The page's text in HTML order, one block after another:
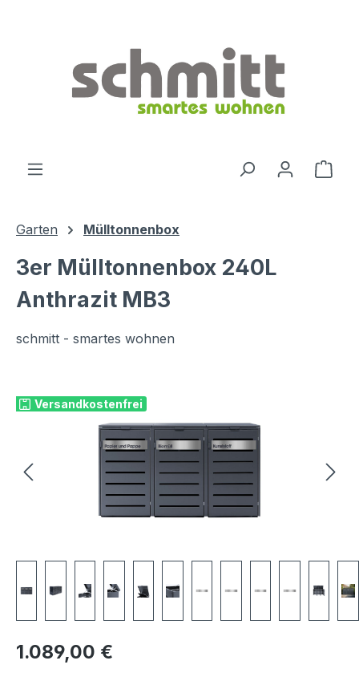
Garten Mülltonnenbox
3er Mülltonnenbox 240L
Anthrazit MB3
schmitt - smartes wohnen
Versandkostenfrei
Regulärer Preis:
1.089,00 €